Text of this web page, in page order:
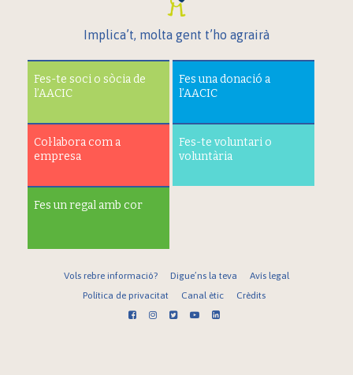
Implica’t, molta gent t’ho agrairà
Fes-te soci o sòcia de
l’AACIC
Fes una donació a
l’AACIC
Col·labora com a
empresa
Fes-te voluntari o
voluntària
Fes un regal amb cor
Vols rebre informació? Digue’ns la teva
Avís legal
Política de privacitat
Canal ètic Crèdits